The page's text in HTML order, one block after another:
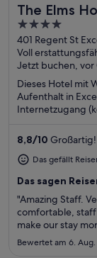
Toll für
The Elms
Hyatt Hotel
4
out
of
5
401 Regent St
Voll
Jetzt buchen, vor
Dieses Hotel mit
Aufenthalt in
Internetzugang
in unseren
– Hall of Waters
Course –
8,8/10
Das gefällt
Das sagen
"Amazing Staff.
comfortable,
make our stay
The grounds
hardly wait until
Bewertet am 6.